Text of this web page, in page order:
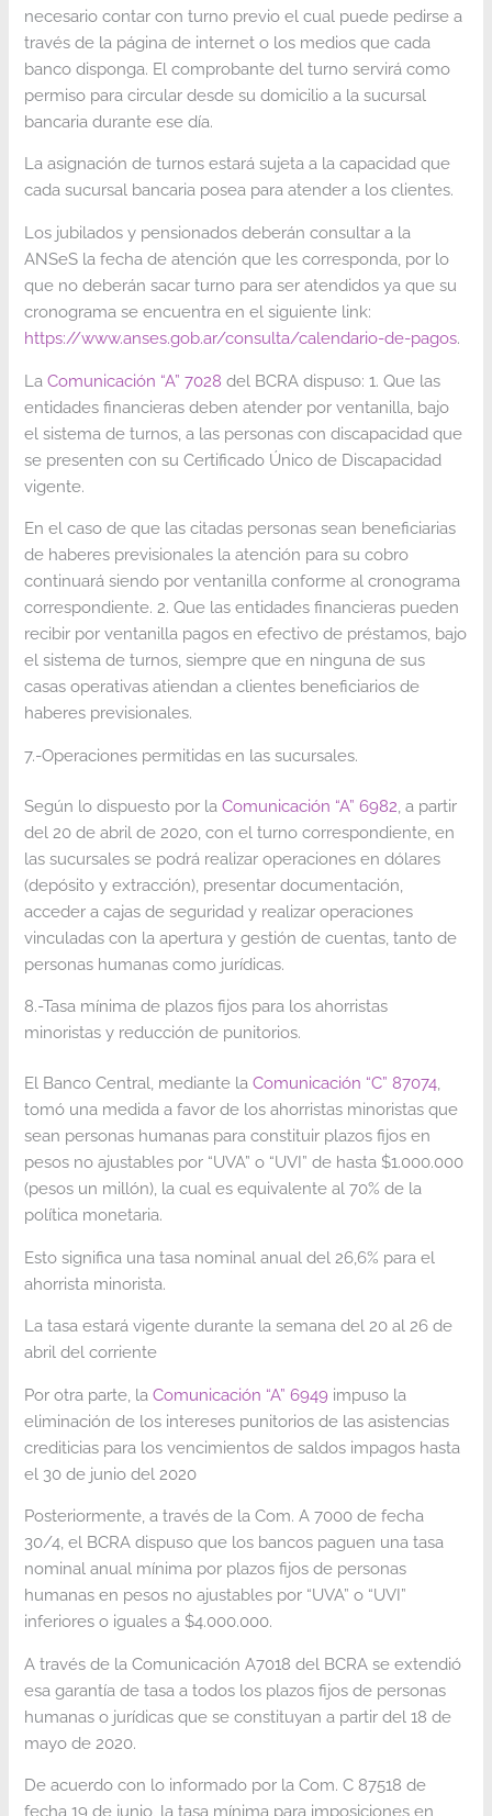
necesario contar con turno previo el cual puede pedirse a
través de la página de internet o los medios que cada
banco disponga. El comprobante del turno servirá como
permiso para circular desde su domicilio a la sucursal
bancaria durante ese día.
La asignación de turnos estará sujeta a la capacidad que
cada sucursal bancaria posea para atender a los clientes.
Los jubilados y pensionados deberán consultar a la
ANSeS la fecha de atención que les corresponda, por lo
que no deberán sacar turno para ser atendidos ya que su
cronograma se encuentra en el siguiente link:
https://www.anses.gob.ar/consulta/calendario-de-pagos.
LaComunicación “A” 7028 del BCRA dispuso: 1. Que las
entidades financieras deben atender por ventanilla, bajo
el sistema de turnos, a las personas con discapacidad que
se presenten con su Certificado Único de Discapacidad
vigente.
En el caso de que las citadas personas sean beneficiarias
de haberes previsionales la atención para su cobro
continuará siendo por ventanilla conforme al cronograma
correspondiente. 2. Que las entidades financieras pueden
recibir por ventanilla pagos en efectivo de préstamos, bajo
el sistema de turnos, siempre que en ninguna de sus
casas operativas atiendan a clientes beneficiarios de
haberes previsionales.
7.-Operaciones permitidas en las sucursales.
Según lo dispuesto por laComunicación “A” 6982 , a partir
del 20 de abril de 2020, con el turno correspondiente, en
las sucursales se podrá realizar operaciones en dólares
(depósito y extracción), presentar documentación,
acceder a cajas de seguridad y realizar operaciones
vinculadas con la apertura y gestión de cuentas, tanto de
personas humanas como jurídicas.
8.-Tasa mínima de plazos fijos para los ahorristas
minoristas y reducción de punitorios.
El Banco Central, mediante laComunicación “C” 87074
tomó una medida a favor de los ahorristas minoristas que
sean personas humanas para constituir plazos fijos en
pesos no ajustables por “UVA” o “UVI” de hasta $1.000.000
(pesos un millón), la cual es equivalente al 70% de la
política monetaria.
Esto significa una tasa nominal anual del 26,6% para el
ahorrista minorista.
La tasa estará vigente durante la semana del 20 al 26 de
abril del corriente
Por otra parte, laComunicación “A” 6949 impuso la
eliminación de los intereses punitorios de las asistencias
crediticias para los vencimientos de saldos impagos hasta
el 30 de junio del 2020
Posteriormente, a través de la Com. A 7000 de fecha
30/4, el BCRA dispuso que los bancos paguen una tasa
nominal anual mínima por plazos fijos de personas
humanas en pesos no ajustables por “UVA” o “UVI”
inferiores o iguales a $4.000.000.
A través de la Comunicación A7018 del BCRA se extendió
esa garantía de tasa a todos los plazos fijos de personas
humanas o jurídicas que se constituyan a partir del 18 de
mayo de 2020.
De acuerdo con lo informado por la Com. C 87518 de
fecha 19 de junio, la tasa mínima para imposiciones en